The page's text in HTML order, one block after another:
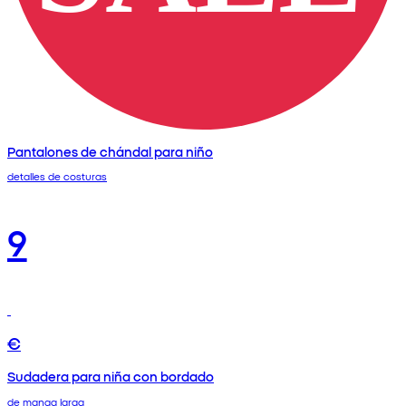
Pantalones de chándal para niño
detalles de costuras
9
€
Sudadera para niña con bordado
de manga larga